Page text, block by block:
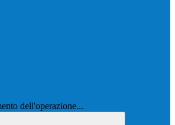
dell'operazione...